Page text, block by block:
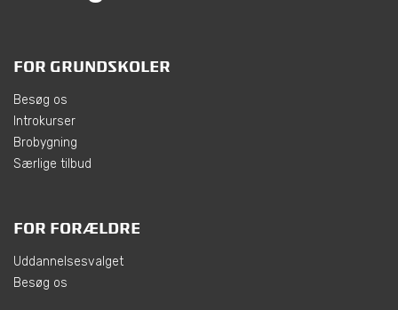
FOR GRUNDSKOLER
Besøg os
Introkurser
Brobygning
Særlige tilbud
FOR FORÆLDRE
Uddannelsesvalget
Besøg os